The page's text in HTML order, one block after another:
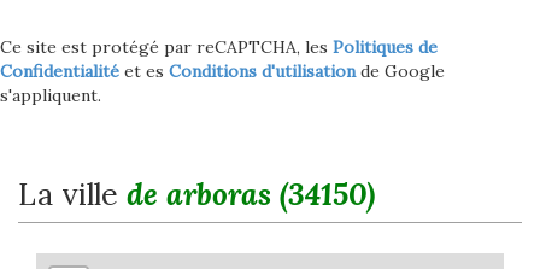
Ce site est protégé par reCAPTCHA, les Politiques de
Confidentialité et es Conditions d'utilisationde Google
s'appliquent.
la ville de arboras (34150)